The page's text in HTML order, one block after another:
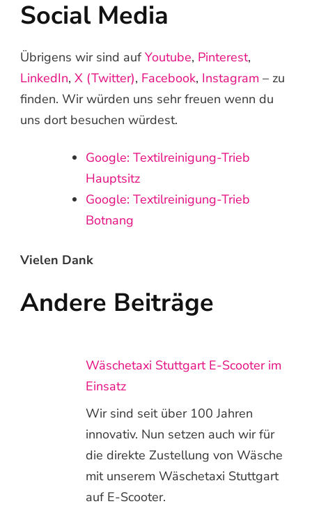
Social Media
Übrigens wir sind auf Youtube, Pinterest,
LinkedIn, X (Twitter), Facebook, Instagram – zu
finden. Wir würden uns sehr freuen wenn du
uns dort besuchen würdest.
Google: Textilreinigung-Trieb
Hauptsitz
Google: Textilreinigung-Trieb
Botnang
Vielen Dank
Andere Beiträge
Wäschetaxi Stuttgart E-Scooter im
Einsatz
Wir sind seit über 100 Jahren
innovativ. Nun setzen auch wir für
die direkte Zustellung von Wäsche
mit unserem Wäschetaxi Stuttgart
auf E-Scooter.